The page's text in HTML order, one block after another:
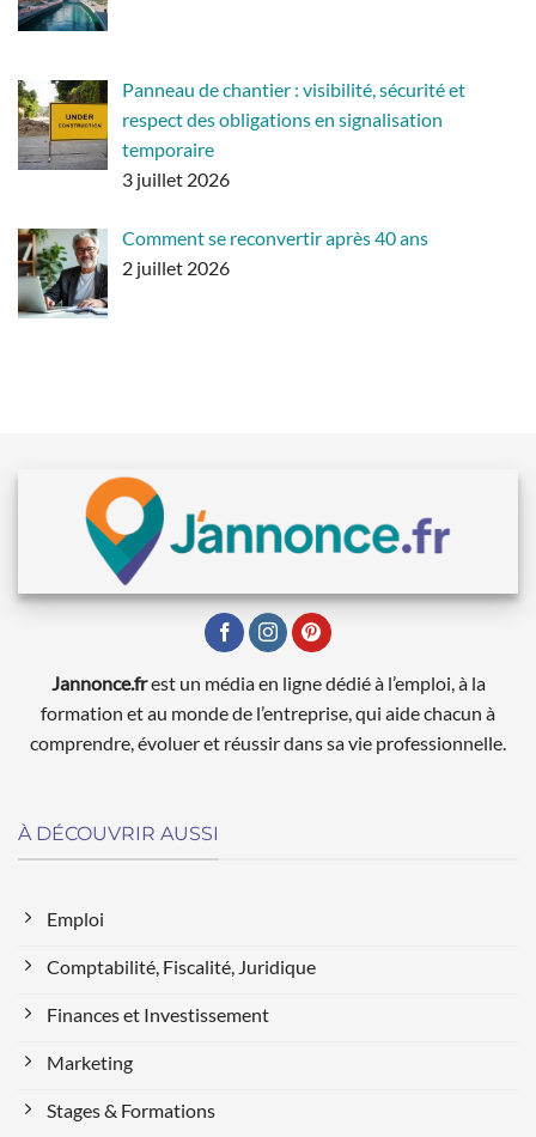
Panneau de chantier : visibilité, sécurité et
respect des obligations en signalisation
temporaire
3 juillet 2026
Comment se reconvertir après 40 ans
2 juillet 2026
Jannonce.frest un média en ligne dédié à l’emploi, à la
formation et au monde de l’entreprise, qui aide chacun à
comprendre, évoluer et réussir dans sa vie professionnelle.
À DÉCOUVRIR AUSSI
Emploi
Comptabilité, Fiscalité, Juridique
Finances et Investissement
Marketing
Stages & Formations